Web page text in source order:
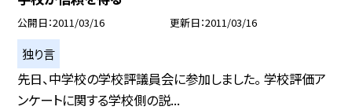
公開日 2011/03/16 更新日 2011/03/16
独り言
先日、中学校の学校評議員会に参加しました。 学校評価ア
ンケートに関する学校側の説...